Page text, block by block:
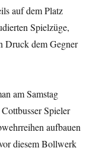
auf dem Platz
Spielzüge,
Druck dem Gegner
am Samstag
Spieler
aufbauen
diesem Bollwerk